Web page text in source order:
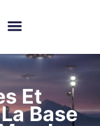
Et
Base